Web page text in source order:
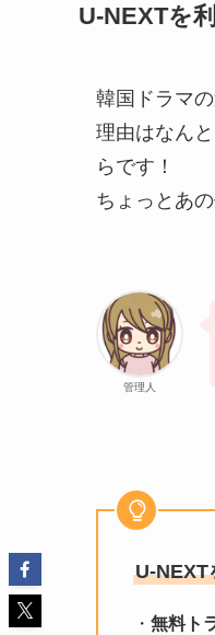
U-NEXTを
韓国ドラマ
理由はなん
らです！
ちょっとあ
管理人
U-NEXT
・ 無料ト